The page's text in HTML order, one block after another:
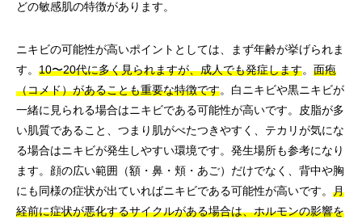
どの敏感肌の特徴があります。
ニキビの可能性が高いポイントとしては、まず年齢が挙げられま
す。 10〜20代に多く見られますが、成人でも発症します。 面疱
（コメド）があることも重要な特徴です。白ニキビや黒ニキビが
一緒に見られる場合はニキビである可能性が高いです。皮脂が多
い肌質であること、つまり肌がべたつきやすく、テカリが気にな
る場合はニキビが発生しやすい環境です。発生場所も参考になり
ます。顔の広い範囲（額・鼻・頬・あご）だけでなく、背中や胸
にも同様の症状が出ていればニキビである可能性が高いです。 月
経前に症状が悪化するサイクルがある場合は、ホルモンの影響を